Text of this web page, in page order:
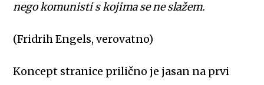
nego komunisti s kojima se ne slažem.
(Fridrih Engels, verovatno)
Koncept stranice prilično je jasan na prvi